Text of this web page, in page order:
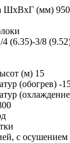
ШхВхГ (мм)
4 (6.35)-3/8
(м) 15
(обогрев) -
с осушением